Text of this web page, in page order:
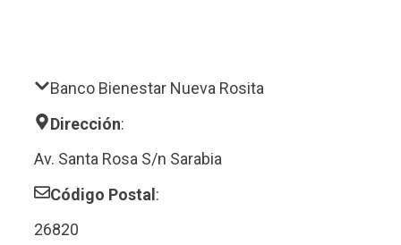
Banco Bienestar Nueva Rosita
Dirección:
Av. Santa Rosa S/n Sarabia
Código Postal :
26820